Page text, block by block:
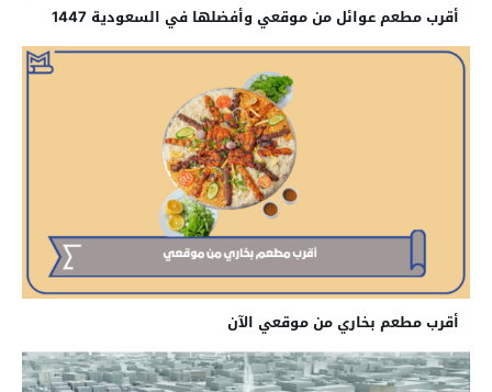
أقرب مطعم عوائل من موقعي وأفضلها في السعودية 1447
أقرب مطعم بخاري من موقعي الآن